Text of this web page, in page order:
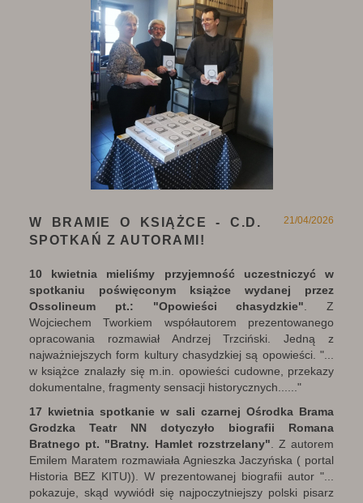
21/04/2026
W BRAMIE O KSIĄŻCE - C.D.
SPOTKAŃ Z AUTORAMI!
10 kwietnia mieliśmy przyjemność uczestniczyć w
spotkaniu poświęconym książce wydanej przez
Ossolineum pt.: "Opowieści chasydzkie". Z
Wojciechem Tworkiem współautorem prezentowanego
opracowania rozmawiał Andrzej Trzciński. Jedną z
najważniejszych form kultury chasydzkiej są opowieści. "...
w książce znalazły się m.in. opowieści cudowne, przekazy
dokumentalne, fragmenty sensacji historycznych......"
17 kwietnia spotkanie w sali czarnej Ośrodka Brama
Grodzka Teatr NN dotyczyło biografii Romana
Bratnego pt. "Bratny. Hamlet rozstrzelany". Z autorem
Emilem Maratem rozmawiała Agnieszka Jaczyńska ( portal
Historia BEZ KITU)). W prezentowanej biografii autor "...
pokazuje, skąd wywiódł się najpoczytniejszy polski pisarz